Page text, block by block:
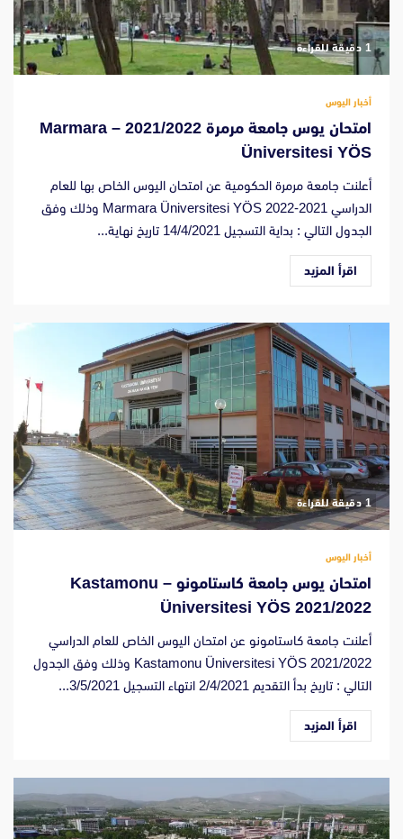
‫1 دقيقة للقراءة
أخبار اليوس
امتحان يوس جامعة مرمرة 2021/2022 – Marmara
Üniversitesi YÖS
أعلنت جامعة مرمرة الحكومية عن امتحان اليوس الخاص بها للعام
الدراسي 2021-2022 Marmara Üniversitesi YÖS وذلك وفق
الجدول التالي : بداية التسجيل 14/4/2021 تاريخ نهاية...
اقرأ المزيد
‫1 دقيقة للقراءة
أخبار اليوس
امتحان يوس جامعة كاستامونو – Kastamonu
Üniversitesi YÖS 2021/2022
أعلنت جامعة كاستامونو عن امتحان اليوس الخاص للعام الدراسي
2021/2022 Kastamonu Üniversitesi YÖS وذلك وفق الجدول
التالي : تاريخ بدأ التقديم 2/4/2021 انتهاء التسجيل 3/5/2021...
اقرأ المزيد